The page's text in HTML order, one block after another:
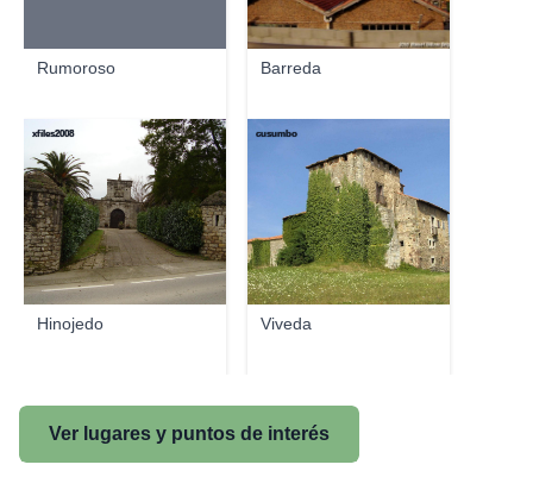
Rumoroso Barreda
Hinojedo
xfiles2008
Viveda
cusumbo
Ver lugares y puntos de interés